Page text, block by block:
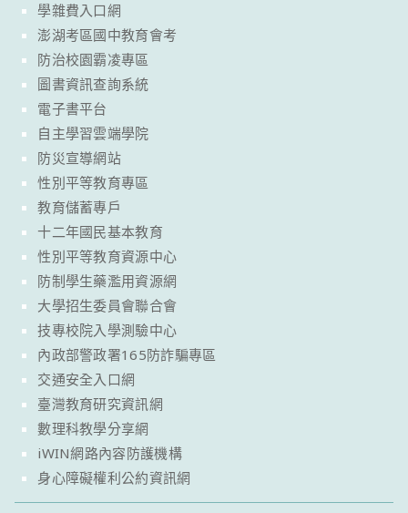
學雜費入口網
澎湖考區國中教育會考
防治校園霸凌專區
圖書資訊查詢系統
電子書平台
自主學習雲端學院
防災宣導網站
性別平等教育專區
教育儲蓄專戶
十二年國民基本教育
性別平等教育資源中心
防制學生藥濫用資源網
大學招生委員會聯合會
技專校院入學測驗中心
內政部警政署165防詐騙專區
交通安全入口網
臺灣教育研究資訊網
數理科教學分享網
iWIN網路內容防護機構
身心障礙權利公約資訊網